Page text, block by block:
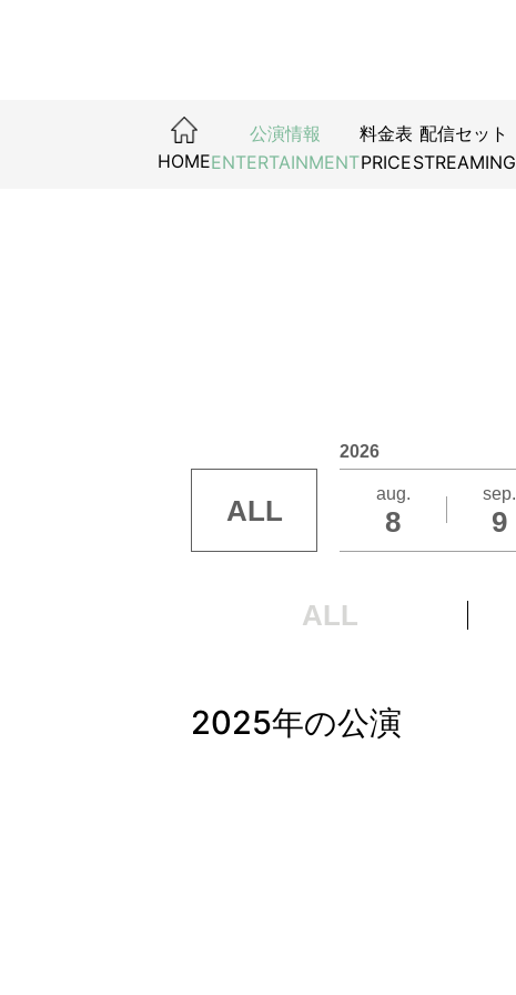
HOME
公演情報
ENTERTAINMENT
料金表
PRICE
配信セット
STREAMING
ALL
2026
aug.
8
sep.
9
ALL
2025年の公演